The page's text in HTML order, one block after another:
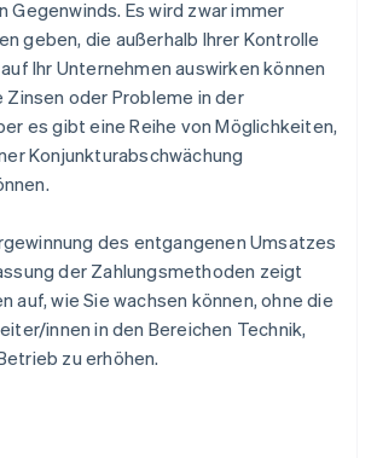
Gegenwinds. Es wird zwar immer
geben, die außerhalb Ihrer Kontrolle
Ihr Unternehmen auswirken können
Zinsen oder Probleme in der
es gibt eine Reihe von Möglichkeiten,
Konjunkturabschwächung
des entgangenen Umsatzes
der Zahlungsmethoden zeigt
auf, wie Sie wachsen können, ohne die
innen in den Bereichen Technik,
zu erhöhen.